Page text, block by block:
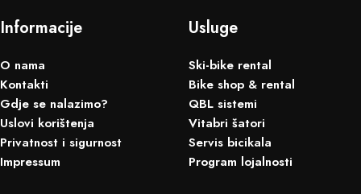
Informacije
O nama
Kontakti
Gdje se nalazimo?
Uslovi korištenja
Privatnost i sigurnost
Impressum
Usluge
Ski-bike rental
Bike shop & rental
QBL sistemi
Vitabri šatori
Servis bicikala
Program lojalnosti